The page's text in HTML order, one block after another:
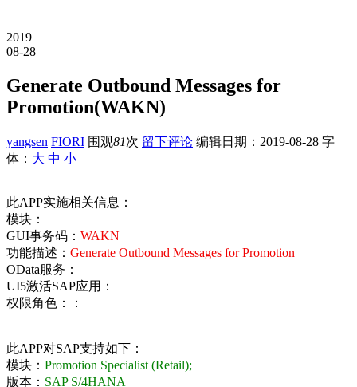
2019
08-28
Generate Outbound Messages for
Promotion(WAKN)
yangsen FIORI 围观81次 留下评论 编辑日期： 2019-08-28 字
体： 大 中 小
此APP实施相关信息：
模块：
GUI事务码： WAKN
功能描述： Generate Outbound Messages for Promotion
OData服务：
UI5激活SAP应用：
权限角色：：
此APP对SAP支持如下：
模块： Promotion Specialist (Retail);
版本： SAP S/4HANA